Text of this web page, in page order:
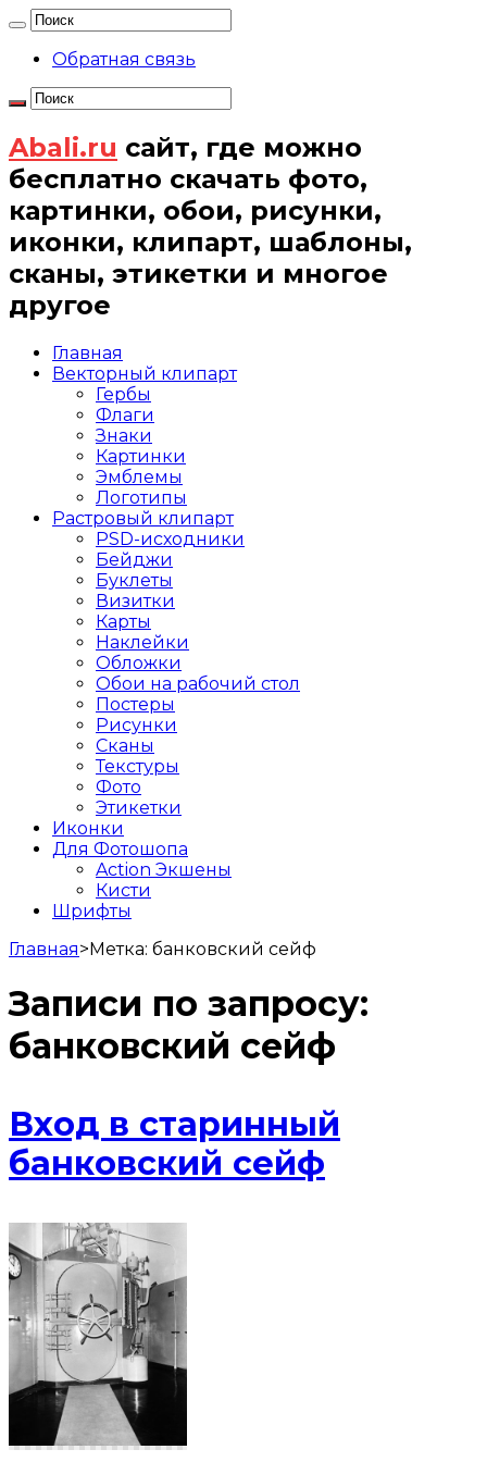
Обратная связь
Abali.ru сайт, где можно
бесплатно скачать фото,
картинки, обои, рисунки,
иконки, клипарт, шаблоны,
сканы, этикетки и многое
другое
Главная
Векторный клипарт
Гербы
Флаги
Знаки
Картинки
Эмблемы
Логотипы
Растровый клипарт
PSD-исходники
Бейджи
Буклеты
Визитки
Карты
Наклейки
Обложки
Обои на рабочий стол
Постеры
Рисунки
Сканы
Текстуры
Фото
Этикетки
Иконки
Для Фотошопа
Action Экшены
Кисти
Шрифты
Главная>Метка: банковский сейф
Записи по запросу:
банковский сейф
Вход в старинный
банковский сейф